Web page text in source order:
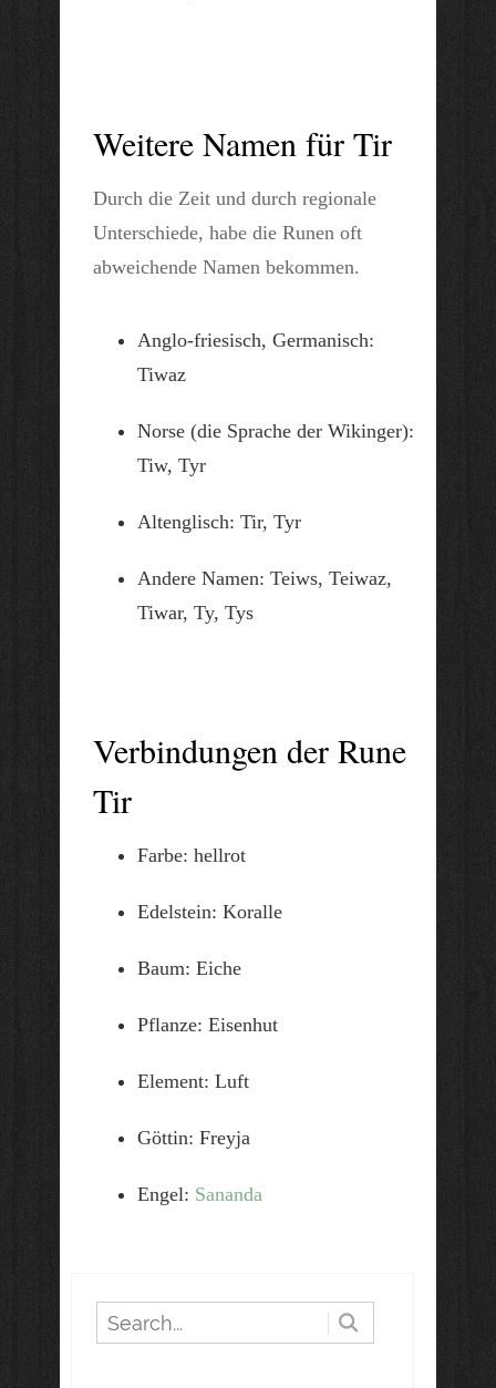
Weitere Namen für Tir
Durch die Zeit und durch regionale
Unterschiede, habe die Runen oft
abweichende Namen bekommen.
Anglo-friesisch, Germanisch:
Tiwaz
Norse (die Sprache der Wikinger):
Tiw, Tyr
Altenglisch: Tir, Tyr
Andere Namen: Teiws, Teiwaz,
Tiwar, Ty, Tys
Verbindungen der Rune
Tir
Farbe: hellrot
Edelstein: Koralle
Baum: Eiche
Pflanze: Eisenhut
Element: Luft
Göttin: Freyja
Engel: Sananda